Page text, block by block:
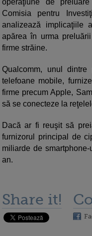
operaţiune de
Comisia pentru
analizează implicaţiile
apărea în urma
firme străine.
Qualcomm, unul
telefoane mobile,
firme precum Apple,
să se conecteze la
Dacă ar fi reuşit să
furnizorul principal de
miliarde de
an.
Share it!